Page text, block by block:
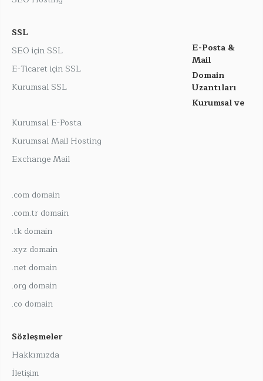
SSL
SEO için SSL
E-Ticaret için SSL
Kurumsal SSL
E-Posta &
Mail
Kurumsal E-Posta
Kurumsal Mail Hosting
Exchange Mail
Domain
Uzantıları
.com domain
.com.tr domain
.tk domain
.xyz domain
.net domain
.org domain
.co domain
Kurumsal ve
Sözleşmeler
Hakkımızda
İletişim